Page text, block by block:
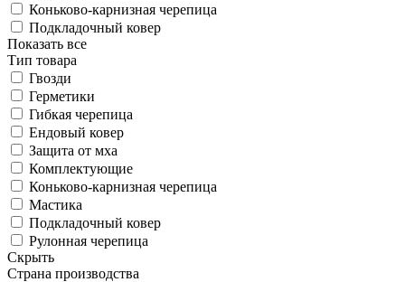
Коньково-карнизная черепица
Подкладочный ковер
Показать все
Тип товара
Гвозди
Герметики
Гибкая черепица
Ендовый ковер
Защита от мха
Комплектующие
Коньково-карнизная черепица
Мастика
Подкладочный ковер
Рулонная черепица
Скрыть
Страна производства